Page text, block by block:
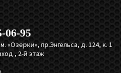
06-95
м. «Озерки», пр.Энгельса, д. 124, к. 1
, 2-й этаж